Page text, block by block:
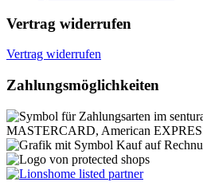
Vertrag widerrufen
Vertrag widerrufen
Zahlungsmöglichkeiten